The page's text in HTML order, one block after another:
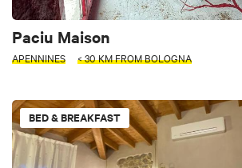
Paciu Maison
APENNINES < 30 KM FROM BOLOGNA
BED & BREAKFAST